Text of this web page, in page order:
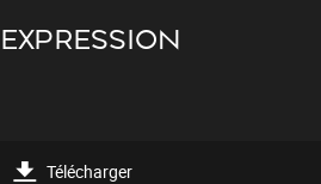
Télécharger